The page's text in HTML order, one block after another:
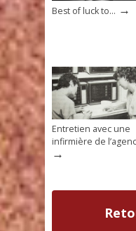
Best of luck to… →
Entretien avec une
infirmière de
→